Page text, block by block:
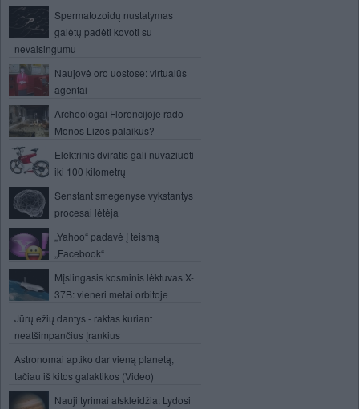
Spermatozoidų nustatymas
galėtų padėti kovoti su
nevaisingumu
Naujovė oro uostose: virtualūs
agentai
Archeologai Florencijoje rado
Monos Lizos palaikus?
Elektrinis dviratis gali nuvažiuoti
iki 100 kilometrų
Senstant smegenyse vykstantys
procesai lėtėja
„Yahoo“ padavė į teismą
„Facebook“
Mįslingasis kosminis lėktuvas X-
37B: vieneri metai orbitoje
Jūrų ežių dantys - raktas kuriant
neatšimpančius įrankius
Astronomai aptiko dar vieną planetą,
tačiau iš kitos galaktikos (Video)
Nauji tyrimai atskleidžia: Lydosi